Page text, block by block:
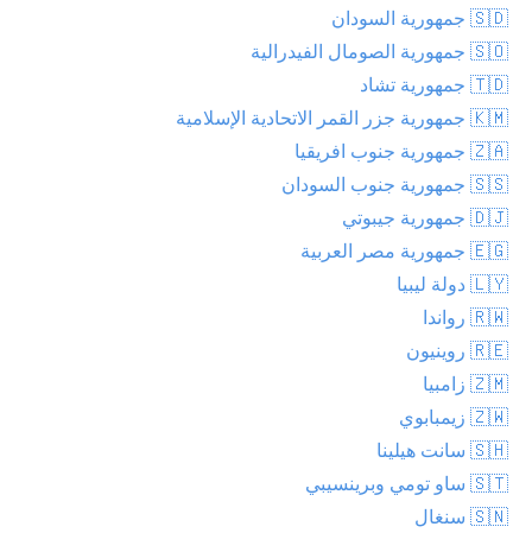
🇸🇩 جمهورية السودان
🇸🇴 جمهورية الصومال الفيدرالية
🇹🇩 جمهورية تشاد
🇰🇲 جمهورية جزر القمر الاتحادية الإسلامية
🇿🇦 جمهورية جنوب افريقيا
🇸🇸 جمهورية جنوب السودان
🇩🇯 جمهورية جيبوتي
🇪🇬 جمهورية مصر العربية
🇱🇾 دولة ليبيا
🇷🇼 رواندا
🇷🇪 روينيون
🇿🇲 زامبيا
🇿🇼 زيمبابوي
🇸🇭 سانت هيلينا
🇸🇹 ساو تومي وبرينسيبي
🇸🇳 سنغال